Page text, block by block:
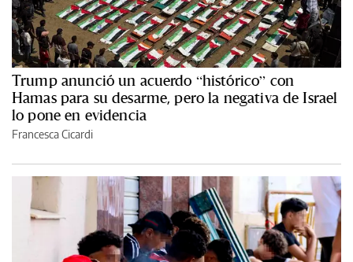
Trump anunció un acuerdo “histórico” con
Hamas para su desarme, pero la negativa de Israel
lo pone en evidencia
Francesca Cicardi